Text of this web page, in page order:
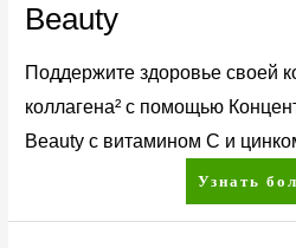
Beauty
Поддержите здоровье своей
коллагена² с помощью
Beauty с витамином C и
Узнать